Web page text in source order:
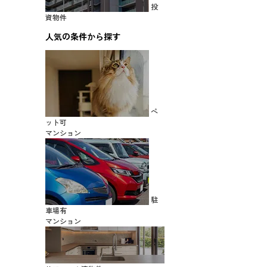
投
資物件
人気の条件から探す
ペ
ット可
マンション
駐
車場有
マンション